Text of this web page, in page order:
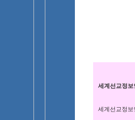
세계선교정
세계선교정보